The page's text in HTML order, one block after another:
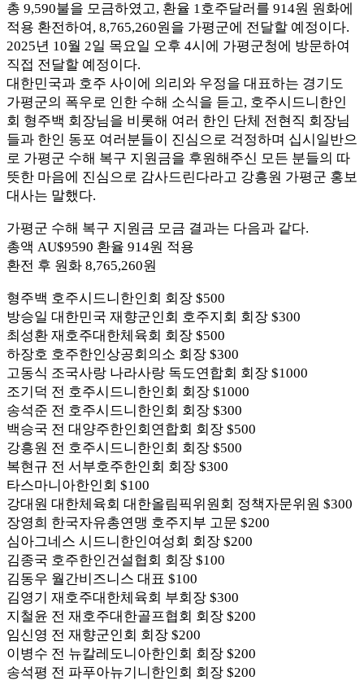
총 9,590불을 모금하였고, 환율 1호주달러를 914원 원화에
적용 환전하여, 8,765,260원을 가평군에 전달할 예정이다.
2025년 10월 2일 목요일 오후 4시에 가평군청에 방문하여
직접 전달할 예정이다.
대한민국과 호주 사이에 의리와 우정을 대표하는 경기도
가평군의 폭우로 인한 수해 소식을 듣고, 호주시드니한인
회 형주백 회장님을 비롯해 여러 한인 단체 전현직 회장님
들과 한인 동포 여러분들이 진심으로 걱정하며 십시일반으
로 가평군 수해 복구 지원금을 후원해주신 모든 분들의 따
뜻한 마음에 진심으로 감사드린다라고 강흥원 가평군 홍보
대사는 말했다.
가평군 수해 복구 지원금 모금 결과는 다음과 같다.
총액 AU$9590 환율 914원 적용
환전 후 원화 8,765,260원
형주백 호주시드니한인회 회장 $500
방승일 대한민국 재향군인회 호주지회 회장 $300
최성환 재호주대한체육회 회장 $500
하장호 호주한인상공회의소 회장 $300
고동식 조국사랑 나라사랑 독도연합회 회장 $1000
조기덕 전 호주시드니한인회 회장 $1000
송석준 전 호주시드니한인회 회장 $300
백승국 전 대양주한인회연합회 회장 $500
강흥원 전 호주시드니한인회 회장 $500
복현규 전 서부호주한인회 회장 $300
타스마니아한인회 $100
강대원 대한체육회 대한올림픽위원회 정책자문위원 $300
장영희 한국자유총연맹 호주지부 고문 $200
심아그네스 시드니한인여성회 회장 $200
김종국 호주한인건설협회 회장 $100
김동우 월간비즈니스 대표 $100
김영기 재호주대한체육회 부회장 $300
지철윤 전 재호주대한골프협회 회장 $200
임신영 전 재향군인회 회장 $200
이병수 전 뉴칼레도니아한인회 회장 $200
송석평 전 파푸아뉴기니한인회 회장 $200